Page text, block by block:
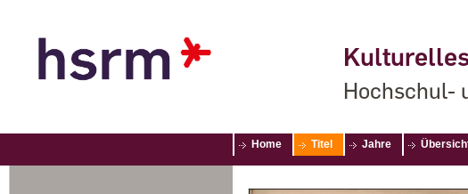
Hochschul-
Home Titel Jahre